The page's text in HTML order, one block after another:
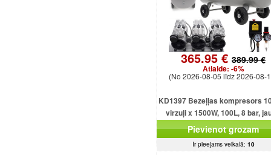
365.95 € 389.99 €
Atlaide: -6%
(No 2026-08-05 līdz 2026-08-
KD1397 Bezeļļas kompresors
virzuļi x 1500W, 100L, 8 bar,
jaudīgs modelis
Pievienot grozam
Ir pieejams veikalā: 10